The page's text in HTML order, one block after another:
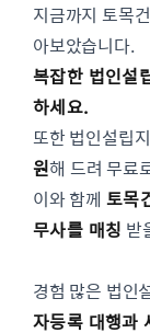
지금까지 토목
아보았습니다.
복잡한 법인설
하세요.
또한 법인설립
원해 드려 무료
이와 함께 토목
무사를 매칭 받
경험 많은 법인
자등록 대행과